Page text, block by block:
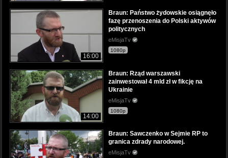
16:00
Braun: Państwo żydowskie osiągnęło
fazę przenoszenia do Polski aktywów
politycznych
eMisjaTv
1080p
14:00
Braun: Rząd warszawski
zainwestował 4 mld zł w fikcję na
Ukrainie
eMisjaTv
1080p
Braun: Sawczenko w Sejmie RP to
granica zdrady narodowej.
eMisjaTv